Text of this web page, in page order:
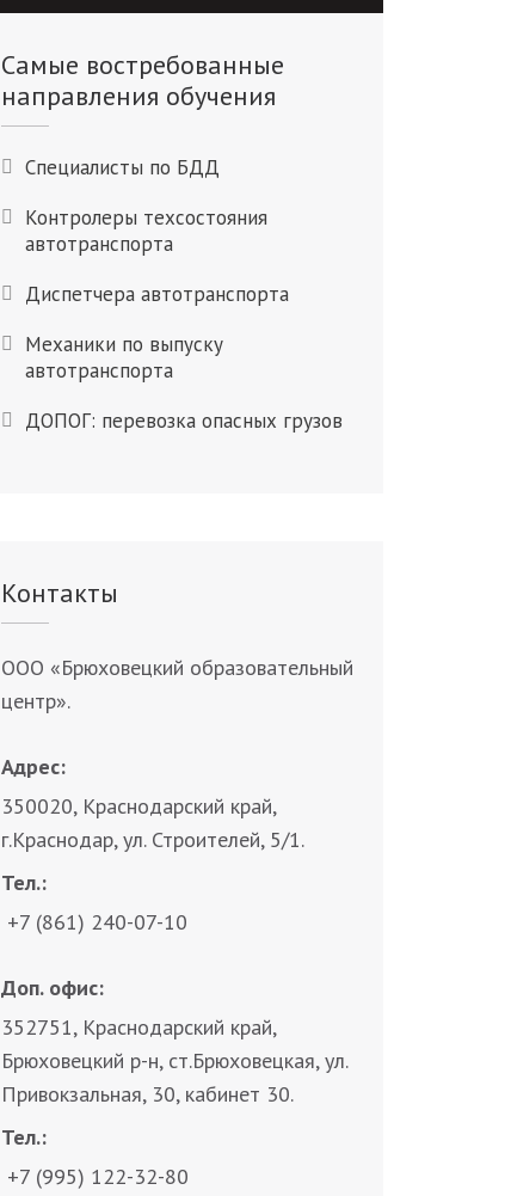
Самые востребованные
направления обучения
Специалисты по БДД
Контролеры техсостояния
автотранспорта
Диспетчера автотранспорта
Механики по выпуску
автотранспорта
ДОПОГ: перевозка опасных грузов
Контакты
ООО «Брюховецкий образовательный
центр».
Адрес:
350020, Краснодарский край,
г.Краснодар, ул. Строителей, 5/1.
Тел.:
+7 (861) 240-07-10
Доп. офис:
352751, Краснодарский край,
Брюховецкий р-н, ст.Брюховецкая, ул.
Привокзальная, 30, кабинет 30.
Тел.:
+7 (995) 122-32-80